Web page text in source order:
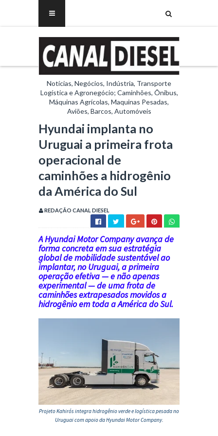
Notícias, Negócios, Indústria, Transporte
Logística e Agronegócio; Caminhões, Ônibus,
Máquinas Agrícolas, Maquinas Pesadas,
Aviões, Barcos, Automóveis
Hyundai implanta no
Uruguai a primeira frota
operacional de
caminhões a hidrogênio
da América do Sul
REDAÇÃO CANAL DIESEL
AHyundai Motor Companyavança de
forma concreta em sua estratégia
global de mobilidade sustentável ao
implantar, noUruguai, a primeira
operação efetiva — e não apenas
experimental — de uma frota de
caminhões extrapesados movidos a
hidrogênio em toda a América do Sul.
Projeto Kahirós integra hidrogênio verde e logística pesada no
Uruguaicom apoio daHyundai Motor Company.